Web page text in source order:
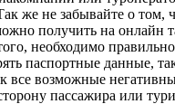
же не забывайте о том,
получить на онлайн
необходимо
паспортные данные,
возможные
пассажира или